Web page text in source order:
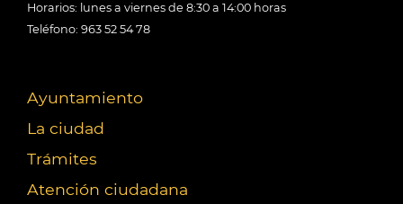
Horarios: lunes a viernes de 8:30 a 14:00 horas
Teléfono: 963 52 54 78
Ayuntamiento
La ciudad
Trámites
Atención ciudadana